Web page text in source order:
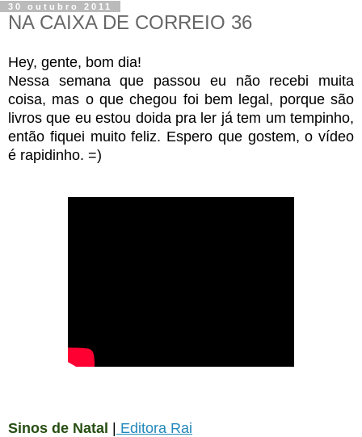
30 outubro 2011
NA CAIXA DE CORREIO 36
Hey, gente, bom dia!
Nessa semana que passou eu não recebi muita
coisa, mas o que chegou foi bem legal, porque são
livros que eu estou doida pra ler já tem um tempinho,
então fiquei muito feliz. Espero que gostem, o vídeo
é rapidinho. =)
Sinos de Natal | Editora Rai